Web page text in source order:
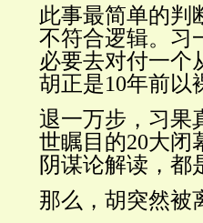
此事最简单的判
不符合逻辑。习
必要去对付一个
胡正是10年前以
退一万步，习果
世瞩目的20大闭
阴谋论解读，都
那么，胡突然被